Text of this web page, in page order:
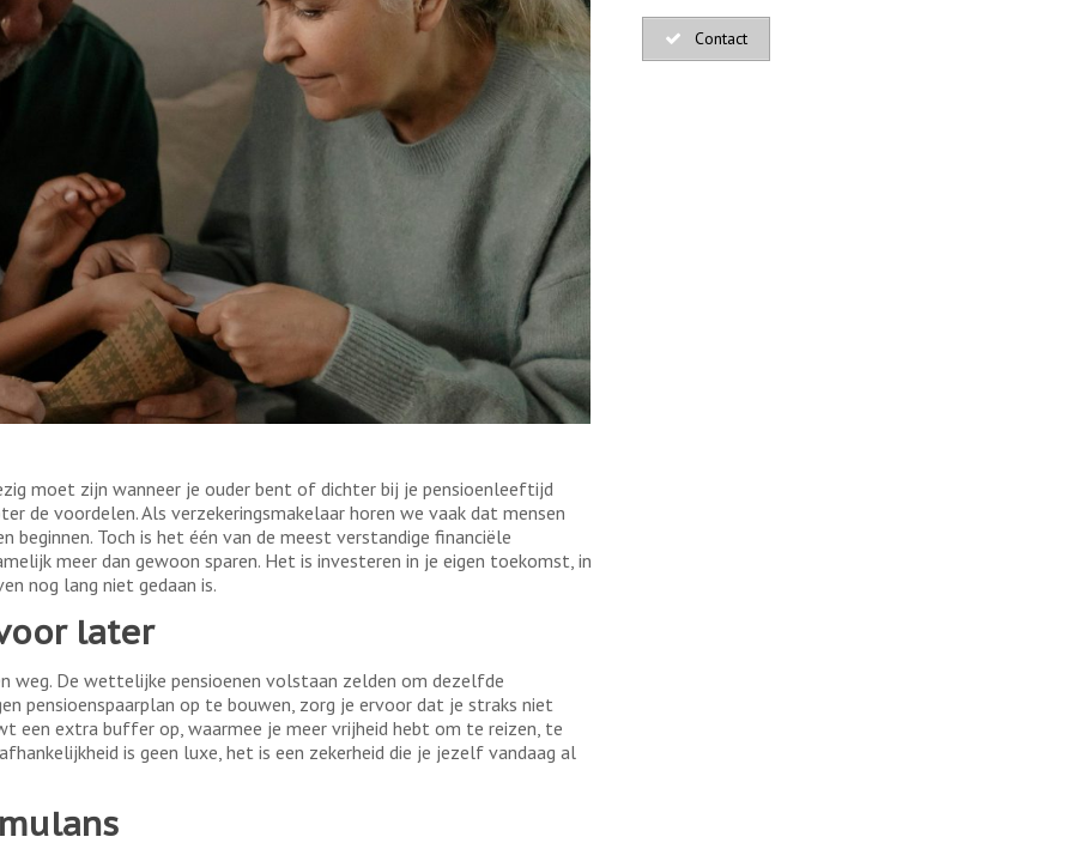
moet zijn wanneer je ouder bent of dichter bij je pensioenleeftijd
de voordelen. Als verzekeringsmakelaar horen we vaak dat mensen
Toch is het één van de meest verstandige financiële
meer dan gewoon sparen. Het is investeren in je eigen toekomst, in
nog lang niet gedaan is.
later
weg. De wettelijke pensioenen volstaan zelden om dezelfde
pensioenspaarplan op te bouwen, zorg je ervoor dat je straks niet
een extra buffer op, waarmee je meer vrijheid hebt om te reizen, te
is geen luxe, het is een zekerheid die je jezelf vandaag al
Contact